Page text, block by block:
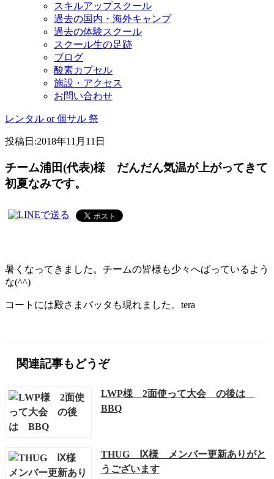
スキルアップスクール
過去の国内・海外キャンプ
過去の体験スクール
スクール生の足跡
ブログ
酸素カプセル
施設・アクセス
お問い合わせ
レンタル or 個サル 祭
投稿日:2018年11月11日
チーム浦田(代表)様 だんだん気温が上がってきて
初夏なみです。
暑くなってきました。チームの皆様も少々へばっているよう
な(^^)
コートには殿さまバッタも現れました。tera
関連記事もどうぞ
LWP様 2面使って大会 の後は
BBQ
THUG Ⅸ様 メンバー更新ありがと
うございます